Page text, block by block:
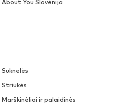
Suknelės
Striukės
Marškinėliai ir palaidinės
About You Slovėnija